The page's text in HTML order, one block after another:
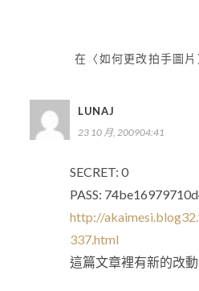
在〈如何更改拍手圖
LUNAJ
23 10 月, 200904:41
SECRET: 0
PASS:
http://
337.html
這篇文章裡有新的改動